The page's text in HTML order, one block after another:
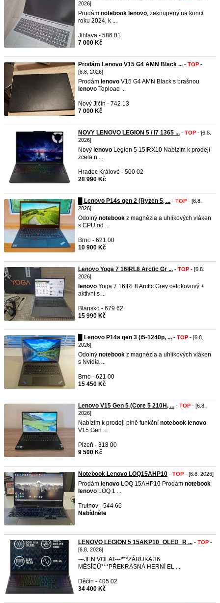
2026]
Prodám notebook lenovo, zakoupený na konci
roku 2024, k ...
Jihlava - 586 01
7 000 Kč
Prodám Lenovo V15 G4 AMN Black ... - TOP -
[6.8. 2026]
Prodám lenovo V15 G4 AMN Black s brašnou
lenovo Topload ...
Nový Jičín - 742 13
7 000 Kč
NOVY LENOVO LEGION 5 / I7 1365 ... - TOP - [6.8.
2026]
Nový lenovo Legion 5 15IRX10 Nabízím k prodeji
zcela n ...
Hradec Králové - 500 02
28 990 Kč
█ Lenovo P14s gen 2 (Ryzen 5, ... - TOP - [6.8.
2026]
Odolný notebook z magnézia a uhlíkových vláken
s CPU od ...
Brno - 621 00
10 900 Kč
Lenovo Yoga 7 16IRL8 Arctic Gr ... - TOP - [6.8.
2026]
lenovo Yoga 7 16IRL8 Arctic Grey celokovový +
aktivní s ...
Blansko - 679 62
15 990 Kč
█ Lenovo P14s gen 3 (i5-1240p, ... - TOP - [6.8.
2026]
Odolný notebook z magnézia a uhlíkových vláken
s Nvidia ...
Brno - 621 00
15 450 Kč
Lenovo V15 Gen 5 (Core 5 210H, ... - TOP - [6.8.
2026]
Nabízím k prodeji plně funkční notebook lenovo
V15 Gen ...
Plzeň - 318 00
9 500 Kč
Notebook Lenovo LOQ15AHP10 - TOP - [6.8. 2026]
Prodám lenovo LOQ 15AHP10 Prodám notebook
lenovo LOQ 1 ...
Trutnov - 544 66
Nabídněte
LENOVO LEGION 5 15AKP10_OLED_R ... - TOP -
[6.8. 2026]
---JEN VOLAT---***ZÁRUKA 36
MĚSÍCŮ***PŘEKRÁSNÁ HERNÍ EL ...
Děčín - 405 02
34 400 Kč